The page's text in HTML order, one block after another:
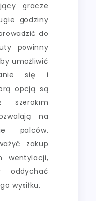
gracze
godziny
do
powinny
umożliwić
się i
opcją są
szerokim
na
palców.
zakup
wentylacji,
oddychać
wysiłku.